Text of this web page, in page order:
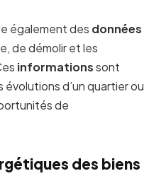
également des données
de démolir et les
informationssont
d’un quartier ou
de
des biens